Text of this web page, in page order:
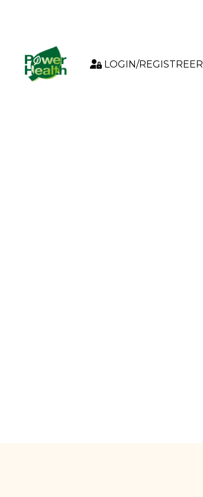
LOGIN/REGISTREER